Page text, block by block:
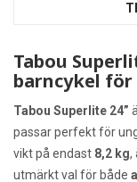
Tabou
barncykel
Tabou Superlite 24”
passar perfekt för
vikt på endast 8,2 kg,
utmärkt val för både